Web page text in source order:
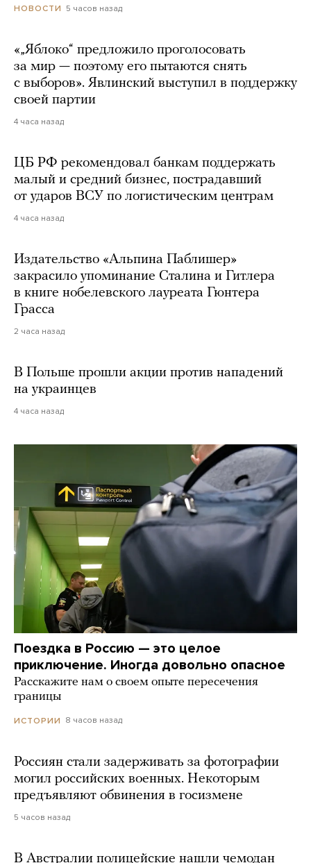
НОВОСТИ 5 часов назад
«„Яблоко“ предложило проголосовать
за мир — поэтому его пытаются снять
с выборов». Явлинский выступил в поддержку
своей партии
4 часа назад
ЦБ РФ рекомендовал банкам поддержать
малый и средний бизнес, пострадавший
от ударов ВСУ по логистическим центрам
4 часа назад
Издательство «Альпина Паблишер»
закрасило упоминание Сталина и Гитлера
в книге нобелевского лауреата Гюнтера
Грасса
2 часа назад
В Польше прошли акции против нападений
на украинцев
4 часа назад
Поездка в Россию — это целое
приключение. Иногда довольно опасное
Расскажите нам о своем опыте пересечения
границы
ИСТОРИИ 8 часов назад
Россиян стали задерживать за фотографии
могил российских военных. Некоторым
предъявляют обвинения в госизмене
5 часов назад
В Австралии полицейские нашли чемодан